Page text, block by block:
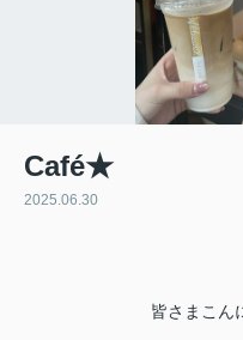
Café★
2025.06.30
皆さまこん